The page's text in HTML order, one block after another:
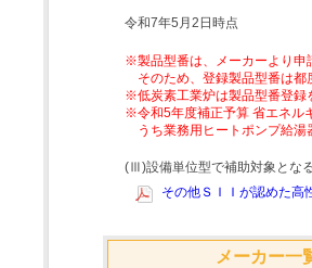
令和7年5月2日時点
※製品型番は、メーカーより申
そのため、登録製品型番は
※低炭素工業炉は製品型番登録
※令和5年度補正予算 省エネル
うち業務用ヒートポンプ給
(Ⅲ)設備単位型で補助対象とな
その他ＳＩＩが認めた高
メーカー一